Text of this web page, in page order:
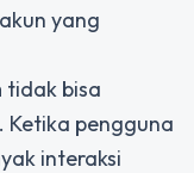
yang
tidak bisa
Ketika pengguna
interaksi